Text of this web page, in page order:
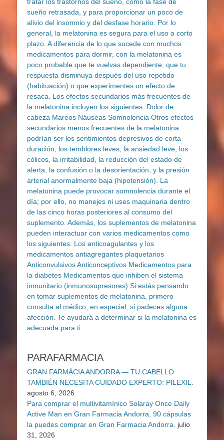
PARAFARMACIA
GRAN FARMÀCIA ANDORRA — TU CABELLO
TAMBIÉN NECESITA CUIDADO EXPERTO: PILEXIL.
agosto 6, 2026
Para comprar el multivitamínico Solaray Once Daily
Active Man en Gran Farmacia Andorra, 90 cápsulas
la puedes comprar en Gran Farmacia Andorra.
julio
31, 2026